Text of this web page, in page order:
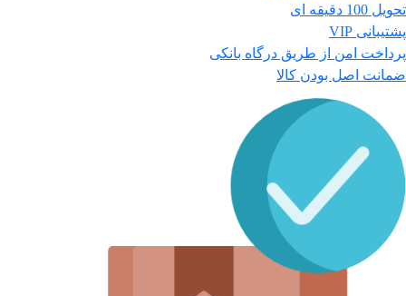
تحویل 100 دقیقه ای
پشتیبانی VIP
پرداخت امن از طریق درگاه بانکی
ضمانت اصل بودن کالا